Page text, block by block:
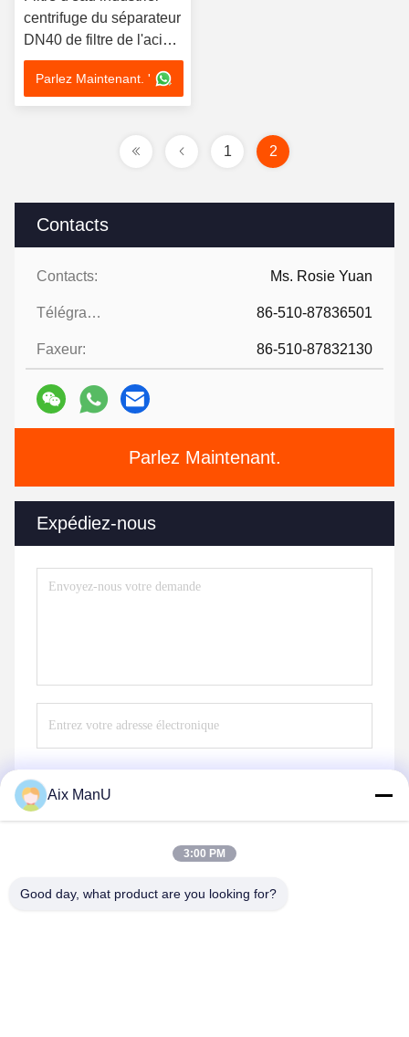
Contacts
Contacts: Ms. Rosie Yuan
Télégramme: 86-510-87836501
Faxeur: 86-510-87832130
Parlez Maintenant.
Expédiez-nous
centrifuge du séparateur
DN40 de filtre de l'acier
inoxydable DL 1P1S
Parlez Maintenant. '
1 2
Aix ManU
3:00 PM
Good day, what product are you looking for?